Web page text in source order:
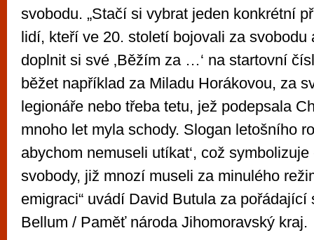
svobodu. „Stačí si vybrat jeden konkrétní
lidí, kteří ve 20. století bojovali za svobodu
doplnit si své ‚Běžím za …‘ na startovní
běžet například za Miladu Horákovou, za
legionáře nebo třeba tetu, jež podepsala
mnoho let myla schody. Slogan letošního
abychom nemuseli utíkat‘, což
svobody, již mnozí museli za minulého
emigraci“ uvádí David Butula za pořádající
Bellum / Paměť národa Jihomoravský kraj.